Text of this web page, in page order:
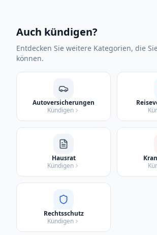
Auch kündigen?
Entdecken Sie weitere Kategorien, die
können.
Autoversicherungen
Kündigen
Hausrat
Kündigen
Rechtsschutz
Kündigen